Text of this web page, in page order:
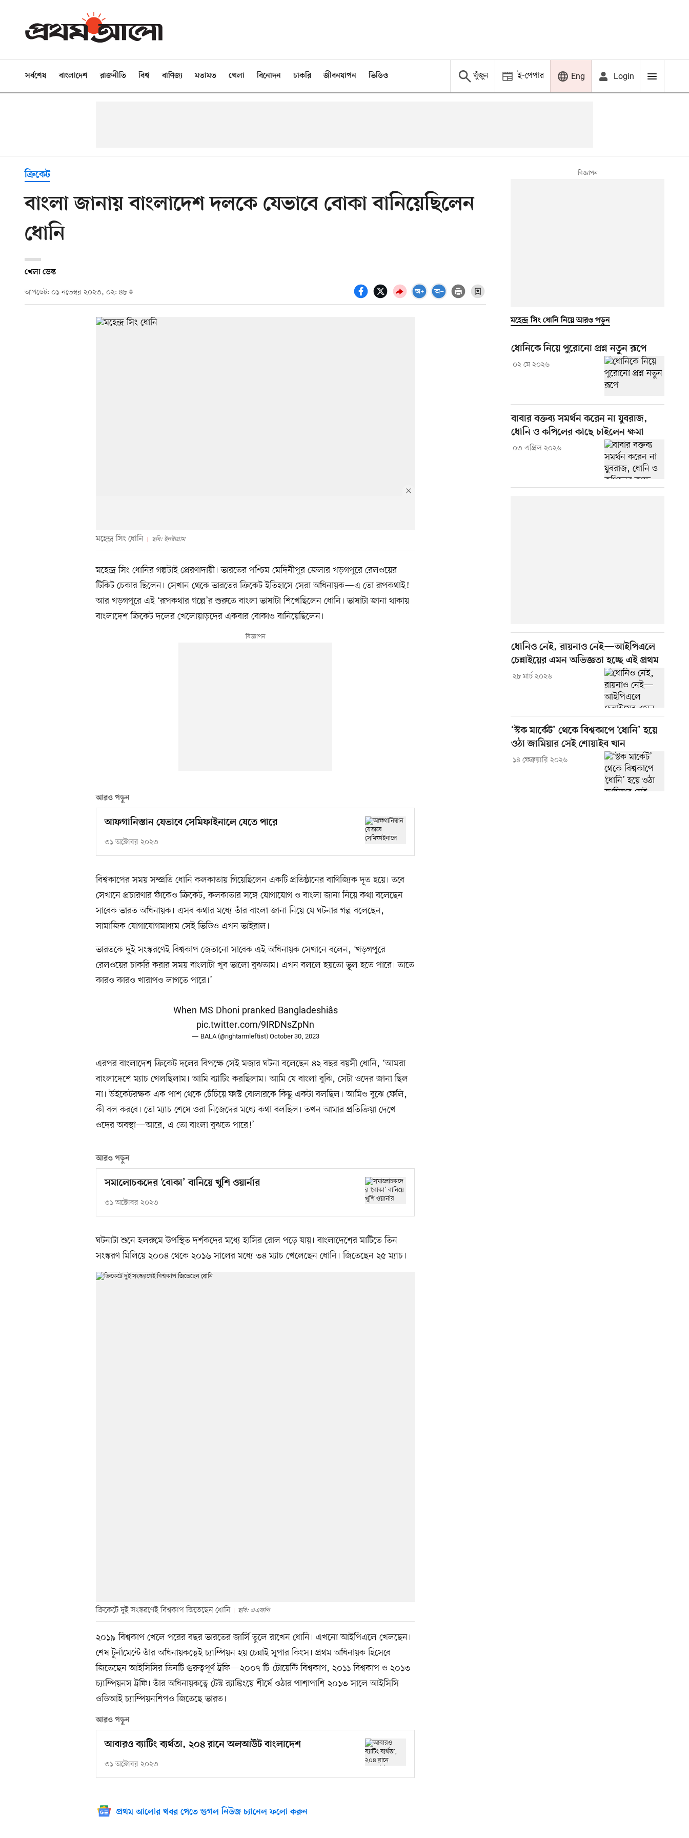
সর্বশেষ বাংলাদেশ রাজনীতি বিশ্ব বাণিজ্য মতামত খেলা বিনোদন চাকরি জীবনযাপন ভিডিও খুঁজুন ই-পেপার Eng Login
ক্রিকেট
বাংলা জানায় বাংলাদেশ দলকে যেভাবে বোকা বানিয়েছিলেন
ধোনি
খেলা ডেস্ক
আপডেট: ০১ নভেম্বর ২০২৩, ০২: ৪৮
মহেন্দ্র সিং ধোনি ছবি: ইনস্টাগ্রাম
মহেন্দ্র সিং ধোনির গল্পটাই প্রেরণাদায়ী। ভারতের পশ্চিম মেদিনীপুর জেলার খড়গপুরে রেলওয়ের
টিকিট চেকার ছিলেন। সেখান থেকে ভারতের ক্রিকেট ইতিহাসে সেরা অধিনায়ক—এ তো রূপকথাই!
আর খড়গপুরে এই ‘রূপকথার গল্পে’র শুরুতে বাংলা ভাষাটা শিখেছিলেন ধোনি। ভাষাটা জানা থাকায়
বাংলাদেশ ক্রিকেট দলের খেলোয়াড়দের একবার বোকাও বানিয়েছিলেন।
আরও পড়ুন
আফগানিস্তান যেভাবে সেমিফাইনালে যেতে পারে
৩১ অক্টোবর ২০২৩
বিশ্বকাপের সময় সম্প্রতি ধোনি কলকাতায় গিয়েছিলেন একটি প্রতিষ্ঠানের বাণিজ্যিক দূত হয়ে। তবে
সেখানে প্রচারণার ফাঁকেও ক্রিকেট, কলকাতার সঙ্গে যোগাযোগ ও বাংলা জানা নিয়ে কথা বলেছেন
সাবেক ভারত অধিনায়ক। এসব কথার মধ্যে তাঁর বাংলা জানা নিয়ে যে ঘটনার গল্প বলেছেন,
সামাজিক যোগাযোগমাধ্যম সেই ভিডিও এখন ভাইরাল।
ভারতকে দুই সংস্করণেই বিশ্বকাপ জেতানো সাবেক এই অধিনায়ক সেখানে বলেন, ‘খড়গপুরে
রেলওয়ের চাকরি করার সময় বাংলাটা খুব ভালো বুঝতাম। এখন বললে হয়তো ভুল হতে পারে। তাতে
কারও কারও খারাপও লাগতে পারে।’
When MS Dhoni pranked Bangladeshiâs
pic.twitter.com/9IRDNsZpNn
— BALA (@rightarmleftist)October 30, 2023
এরপর বাংলাদেশ ক্রিকেট দলের বিপক্ষে সেই মজার ঘটনা বলেছেন ৪২ বছর বয়সী ধোনি, ‘আমরা
বাংলাদেশে ম্যাচ খেলছিলাম। আমি ব্যাটিং করছিলাম। আমি যে বাংলা বুঝি, সেটা ওদের জানা ছিল
না। উইকেটরক্ষক এক পাশ থেকে চেঁচিয়ে ফাস্ট বোলারকে কিছু একটা বলছিল। আমিও বুঝে ফেলি,
কী বল করবে। তো ম্যাচ শেষে ওরা নিজেদের মধ্যে কথা বলছিল। তখন আমার প্রতিক্রিয়া দেখে
ওদের অবস্থা—আরে, এ তো বাংলা বুঝতে পারে!’
আরও পড়ুন
সমালোচকদের ‘বোকা’ বানিয়ে খুশি ওয়ার্নার
৩১ অক্টোবর ২০২৩
ঘটনাটা শুনে হলরুমে উপস্থিত দর্শকদের মধ্যে হাসির রোল পড়ে যায়। বাংলাদেশের মাটিতে তিন
সংস্করণ মিলিয়ে ২০০৪ থেকে ২০১৬ সালের মধ্যে ৩৪ ম্যাচ খেলেছেন ধোনি। জিতেছেন ২৫ ম্যাচ।
ক্রিকেটে দুই সংস্করণেই বিশ্বকাপ জিতেছেন ধোনি ছবি: এএফপি
২০১৯ বিশ্বকাপ খেলে পরের বছর ভারতের জার্সি তুলে রাখেন ধোনি। এখনো আইপিএলে খেলছেন।
শেষ টুর্নামেন্টে তাঁর অধিনায়কত্বেই চ্যাম্পিয়ন হয় চেন্নাই সুপার কিংস। প্রথম অধিনায়ক হিসেবে
জিতেছেন আইসিসির তিনটি গুরুত্বপূর্ণ ট্রফি—২০০৭ টি-টোয়েন্টি বিশ্বকাপ, ২০১১ বিশ্বকাপ ও ২০১৩
চ্যাম্পিয়নস ট্রফি। তাঁর অধিনায়কত্বে টেস্ট র‌্যাঙ্কিংয়ে শীর্ষে ওঠার পাশাপাশি ২০১৩ সালে আইসিসি
ওডিআই চ্যাম্পিয়নশিপও জিতেছে ভারত।
আরও পড়ুন
আবারও ব্যাটিং ব্যর্থতা, ২০৪ রানে অলআউট বাংলাদেশ
৩১ অক্টোবর ২০২৩
প্রথম আলোর খবর পেতে গুগল নিউজ চ্যানেল ফলো করুন
মহেন্দ্র সিং ধোনি নিয়ে আরও পড়ুন
ধোনিকে নিয়ে পুরোনো প্রশ্ন নতুন রূপে
০২ মে ২০২৬
বাবার বক্তব্য সমর্থন করেন না যুবরাজ,
ধোনি ও কপিলের কাছে চাইলেন ক্ষমা
০৩ এপ্রিল ২০২৬
ধোনিও নেই, রায়নাও নেই—আইপিএলে
চেন্নাইয়ের এমন অভিজ্ঞতা হচ্ছে এই প্রথম
২৮ মার্চ ২০২৬
‘স্টক মার্কেট’ থেকে বিশ্বকাপে ‘ধোনি’ হয়ে
ওঠা জামিয়ার সেই শোয়াইব খান
১৪ ফেব্রুয়ারি ২০২৬